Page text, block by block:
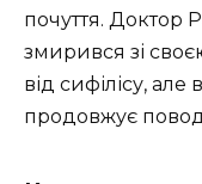
почуття. Доктор
змирився зі
від сифілісу, але
продовжує